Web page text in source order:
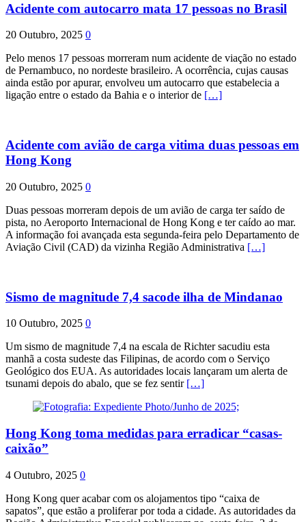
Acidente com autocarro mata 17 pessoas no Brasil
20 Outubro, 2025 0
Pelo menos 17 pessoas morreram num acidente de viação no estado
de Pernambuco, no nordeste brasileiro. A ocorrência, cujas causas
ainda estão por apurar, envolveu um autocarro que estabelecia a
ligação entre o estado da Bahia e o interior de […]
Acidente com avião de carga vitima duas pessoas em
Hong Kong
20 Outubro, 2025 0
Duas pessoas morreram depois de um avião de carga ter saído de
pista, no Aeroporto Internacional de Hong Kong e ter caído ao mar.
A informação foi avançada esta segunda-feira pelo Departamento de
Aviação Civil (CAD) da vizinha Região Administrativa […]
Sismo de magnitude 7,4 sacode ilha de Mindanao
10 Outubro, 2025 0
Um sismo de magnitude 7,4 na escala de Richter sacudiu esta
manhã a costa sudeste das Filipinas, de acordo com o Serviço
Geológico dos EUA. As autoridades locais lançaram um alerta de
tsunami depois do abalo, que se fez sentir […]
Hong Kong toma medidas para erradicar “casas-
caixão”
4 Outubro, 2025 0
Hong Kong quer acabar com os alojamentos tipo “caixa de
sapatos”, que estão a proliferar por toda a cidade. As autoridades da